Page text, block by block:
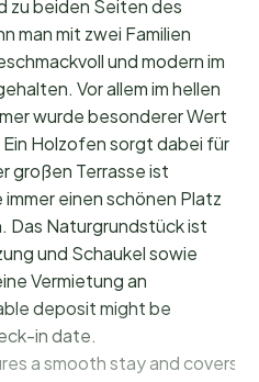
zu beiden Seiten des
man mit zwei Familien
und modern im
Vor allem im hellen
wurde besonderer Wert
Holzofen sorgt dabei für
großen Terrasse ist
einen schönen Platz
Das Naturgrundstück ist
und Schaukel sowie
Vermietung an
deposit might be
in date.
a smooth stay and covers